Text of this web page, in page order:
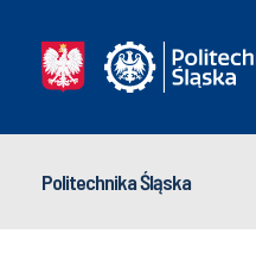
Politechnika Śląska